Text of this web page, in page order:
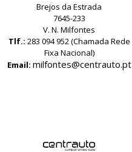
Brejos da Estrada
7645-233
V. N. Milfontes
Tlf.: 283 094 952 (Chamada Rede
Fixa Nacional)
Email: milfontes@centrauto.pt